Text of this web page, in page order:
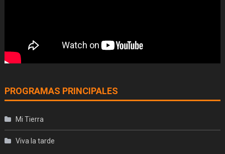
PROGRAMAS PRINCIPALES
Mi Tierra
Viva la tarde